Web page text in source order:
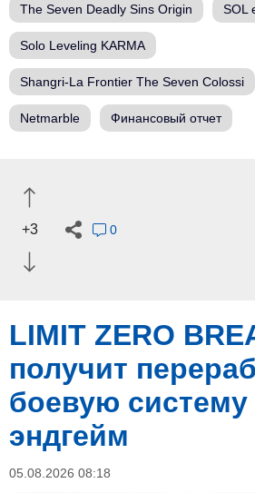
The Seven Deadly Sins Origin SOL
Solo Leveling KARMA
Shangri-La Frontier The Seven Colossi
Netmarble Финансовый отчет
+3 0
LIMIT ZERO
получит
боевую
эндгейм
05.08.2026 08:18